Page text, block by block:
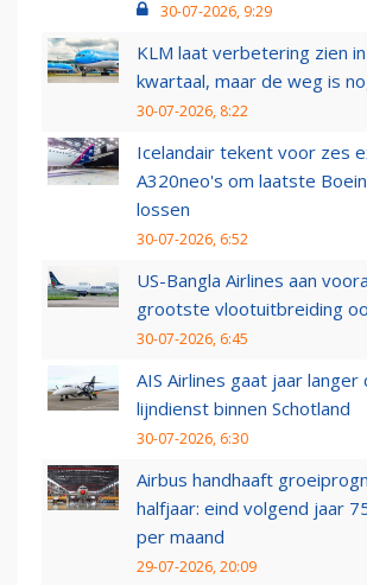
30-07-2026, 9:29
KLM laat verbetering zien
kwartaal, maar de weg is
30-07-2026, 8:22
Icelandair tekent voor zes
A320neo's om laatste
lossen
30-07-2026, 6:52
US-Bangla Airlines aan
grootste vlootuitbreiding
30-07-2026, 6:45
AIS Airlines gaat jaar
lijndienst binnen Schotland
30-07-2026, 6:30
Airbus handhaaft
halfjaar: eind volgend jaar
per maand
29-07-2026, 20:09